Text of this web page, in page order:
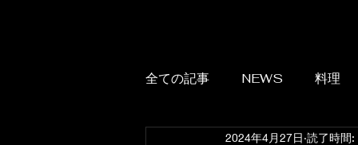
全ての記事 NEWS 料理
2024年4月27日 読了時間: